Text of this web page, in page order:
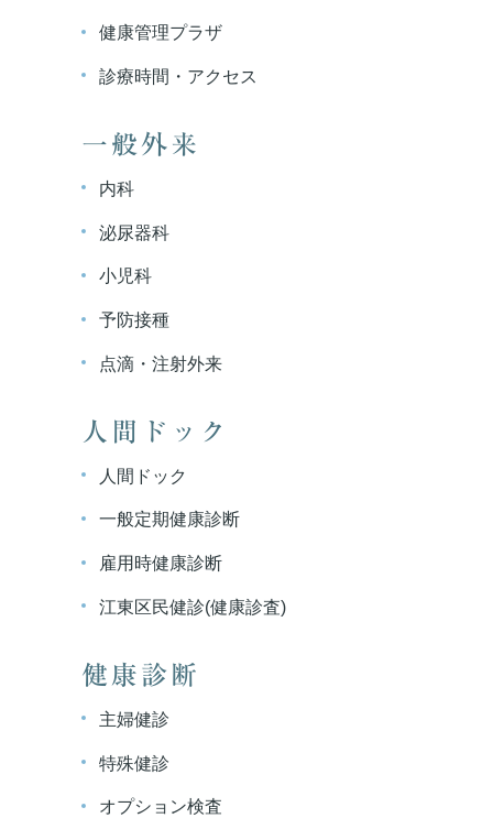
健康管理プラザ
診療時間・アクセス
一般外来
内科
泌尿器科
小児科
予防接種
点滴・注射外来
人間ドック
人間ドック
一般定期健康診断
雇用時健康診断
江東区民健診(健康診査)
健康診断
主婦健診
特殊健診
オプション検査